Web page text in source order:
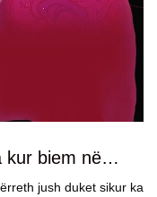
kur biem në
jush duket sikur ka